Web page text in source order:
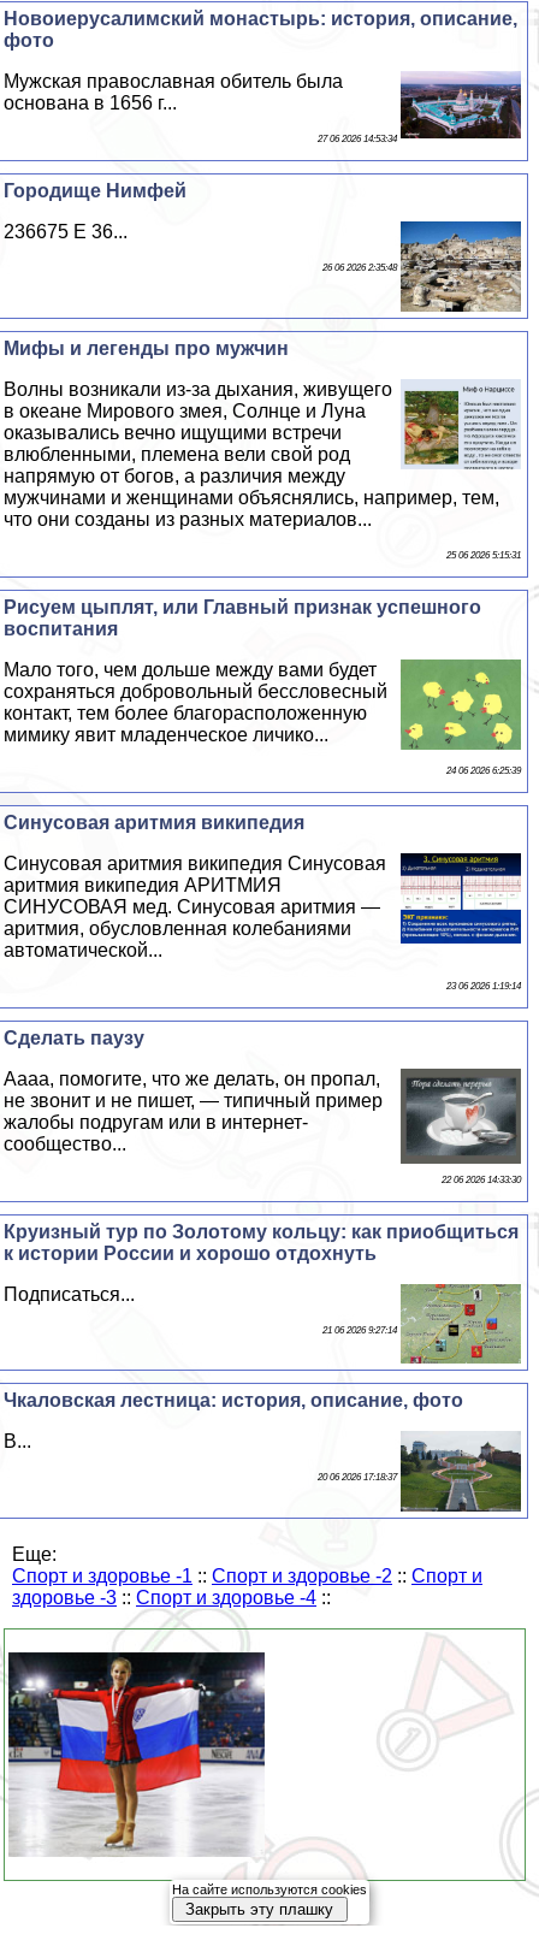
Новоиерусалимский монастырь: история, описание,
фото
Мужская православная обитель была
основана в 1656 г...
27 06 2026 14:53:34
Городище Нимфей
236675 E 36...
26 06 2026 2:35:48
Мифы и легенды про мужчин
Волны возникали из-за дыхания, живущего
в океане Мирового змея, Солнце и Луна
оказывались вечно ищущими встречи
влюбленными, племена вели свой род
напрямую от богов, а различия между
мужчинами и женщинами объяснялись, например, тем,
что они созданы из разных материалов...
25 06 2026 5:15:31
Рисуем цыплят, или Главный признак успешного
воспитания
Мало того, чем дольше между вами будет
сохраняться добровольный бессловесный
контакт, тем более благорасположенную
мимику явит младенческое личико...
24 06 2026 6:25:39
Синусовая аритмия википедия
Синусовая аритмия википедия Синусовая
аритмия википедия АРИТМИЯ
СИНУСОВАЯ мед. Синусовая аритмия —
аритмия, обусловленная колебаниями
автоматической...
23 06 2026 1:19:14
Сделать паузу
Аааа, помогите, что же делать, он пропал,
не звонит и не пишет, — типичный пример
жалобы подругам или в интернет-
сообщество...
22 06 2026 14:33:30
Круизный тур по Золотому кольцу: как приобщиться
к истории России и хорошо отдохнуть
Подписаться...
21 06 2026 9:27:14
Чкаловская лестница: история, описание, фото
В...
20 06 2026 17:18:37
Еще:
Спорт и здоровье -1 :: Спорт и здоровье -2 :: Спорт и
здоровье -3 :: Спорт и здоровье -4 ::
На сайте используются cookies
Закрыть эту плашку